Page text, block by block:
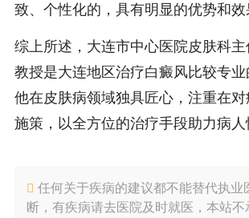
致、个性化的，具有明显的优势和效
综上所述，大连市中心医院皮肤科
教授是大连地区治疗白癜风比较专业
他在皮肤病领域独具匠心，注重在
施策，以全方位的治疗手段助力病人
任何关于疾病的建议都不能替代执业
断，有疾病请去医院及时就医，本站不